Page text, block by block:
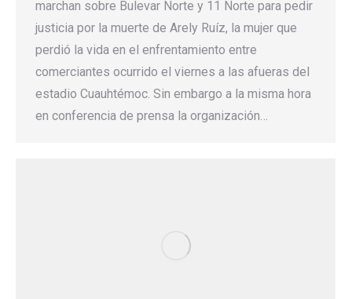
marchan sobre Bulevar Norte y 11 Norte para pedir
justicia por la muerte de Arely Ruíz, la mujer que
perdió la vida en el enfrentamiento entre
comerciantes ocurrido el viernes a las afueras del
estadio Cuauhtémoc. Sin embargo a la misma hora
en conferencia de prensa la organización…